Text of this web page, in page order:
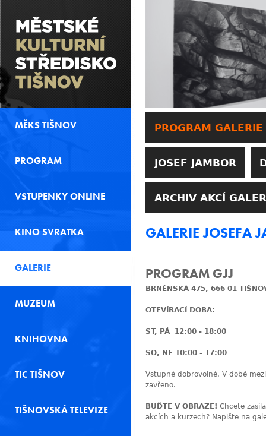
PROGRAM GALERIE
JOSEF JAMBOR
ARCHIV AKCÍ
GALERIE JOSEFA
PROGRAM GJJ
BRNĚNSKÁ 475, 666 01
OTEVÍRACÍ DOBA:
ST, PÁ 12:00 - 18:00
SO, NE 10:00 - 17:00
Vstupné dobrovolné. V době
zavřeno.
BUĎTE V OBRAZE! Chcete
akcích a kurzech? Napište na
MĚKS TIŠNOV
PROGRAM
VSTUPENKY ONLINE
KINO SVRATKA
GALERIE
MUZEUM
KNIHOVNA
TIC TIŠNOV
TIŠNOVSKÁ TELEVIZE